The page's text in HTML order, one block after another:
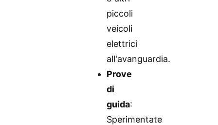
piccoli
veicoli
elettrici
all'avanguardia.
Prove
di
guida:
Sperimentate